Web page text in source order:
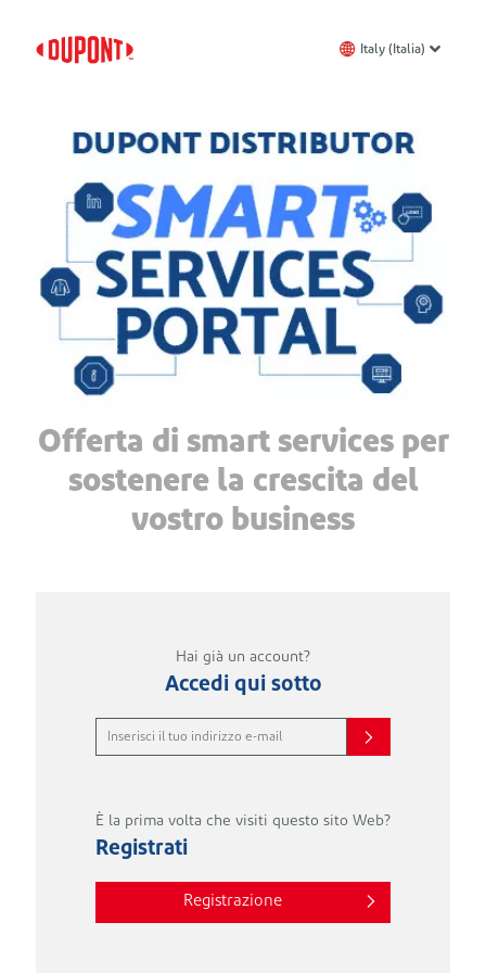
Italy (Italia)
Offerta di smart services per
sostenere la crescita del
vostro business
Hai già un account?
Accedi qui sotto
È la prima volta che visiti questo sito Web?
Registrati
Registrazione